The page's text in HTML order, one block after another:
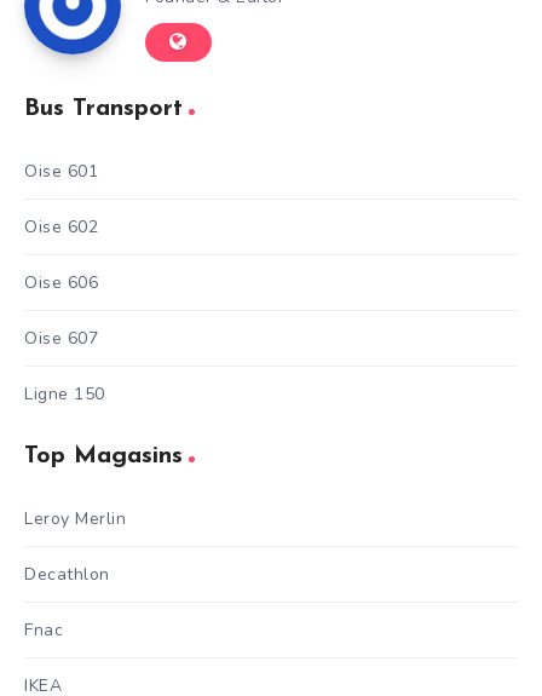
Bus Transport
Oise 601
Oise 602
Oise 606
Oise 607
Ligne 150
Top Magasins
Leroy Merlin
Decathlon
Fnac
IKEA